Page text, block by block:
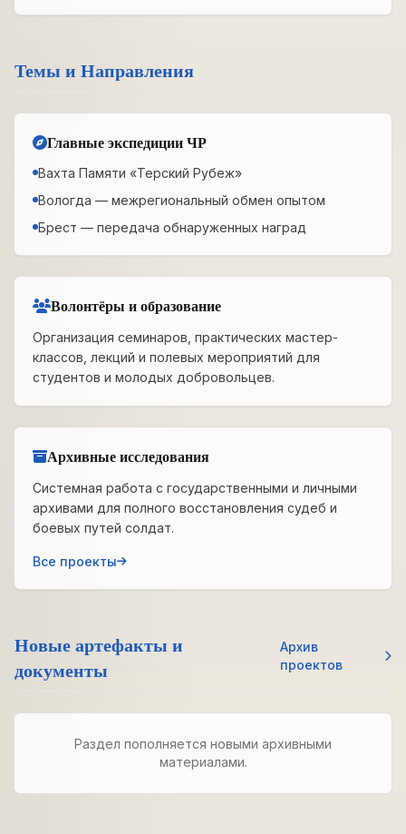
Темы и Направления
Главные экспедиции ЧР
Вахта Памяти «Терский Рубеж»
Вологда — межрегиональный обмен опытом
Брест — передача обнаруженных наград
Волонтёры и образование
Организация семинаров, практических мастер-
классов, лекций и полевых мероприятий для
студентов и молодых добровольцев.
Архивные исследования
Системная работа с государственными и личными
архивами для полного восстановления судеб и
боевых путей солдат.
Все проекты
Новые артефакты и
документы
Архив
проектов
Раздел пополняется новыми архивными
материалами.